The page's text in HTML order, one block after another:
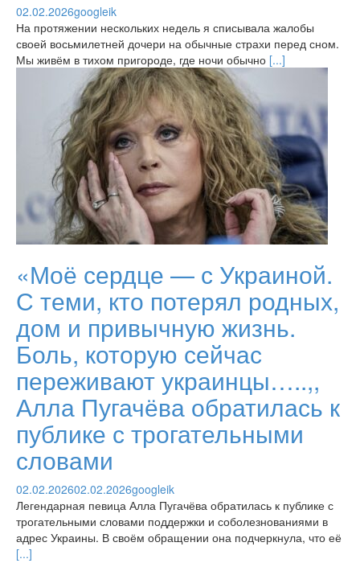
02.02.2026googleik
На протяжении нескольких недель я списывала жалобы
своей восьмилетней дочери на обычные страхи перед сном.
Мы живём в тихом пригороде, где ночи обычно [...]
«Моё сердце — с Украиной.
С теми, кто потерял родных,
дом и привычную жизнь.
Боль, которую сейчас
переживают украинцы…..,,
Алла Пугачёва обратилась к
публике с трогательными
словами
02.02.202602.02.2026googleik
Легендарная певица Алла Пугачёва обратилась к публике с
трогательными словами поддержки и соболезнованиями в
адрес Украины. В своём обращении она подчеркнула, что её
[...]